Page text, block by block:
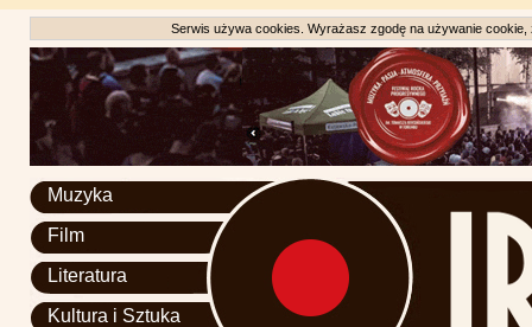
Serwis używa cookies. Wyrażasz zgodę na używanie
Muzyka
Film
Literatura
Kultura i Sztuka